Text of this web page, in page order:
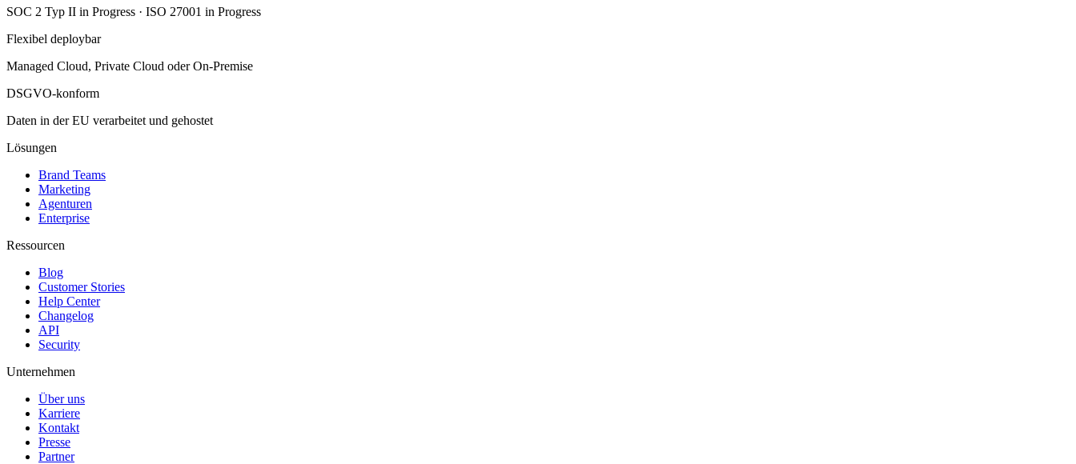
SOC 2 Typ II in Progress · ISO 27001 in Progress
Flexibel deploybar
Managed Cloud, Private Cloud oder On-Premise
DSGVO-konform
Daten in der EU verarbeitet und gehostet
Lösungen
Brand Teams
Marketing
Agenturen
Enterprise
Ressourcen
Blog
Customer Stories
Help Center
Changelog
API
Security
Unternehmen
Über uns
Karriere
Kontakt
Presse
Partner